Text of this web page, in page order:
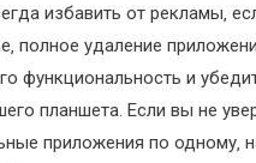
избавить от рекламы‚
полное удаление
функциональность и
планшета. Если вы не
приложения по одному‚